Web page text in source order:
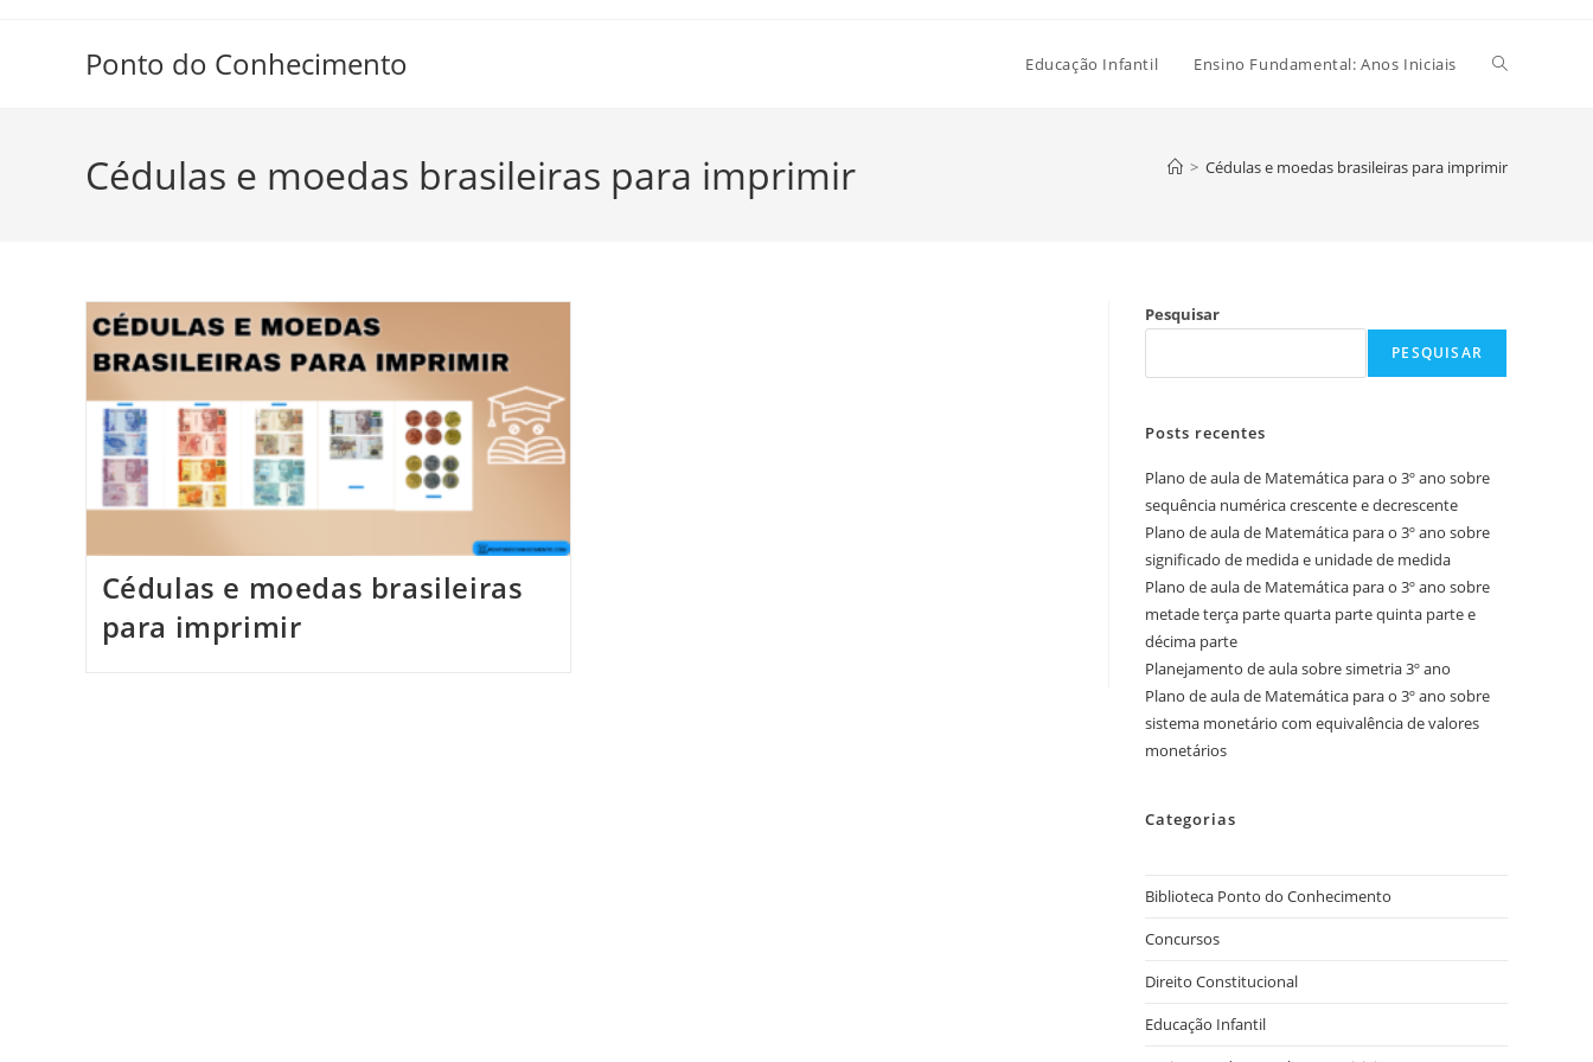
Ponto do Conhecimento Educação Infantil Ensino Fundamental: Anos Iniciais Alternar
site
Cédulas e moedas brasileiras para imprimir > Cédulas e moedas brasileiras para imprimir
Cédulas e moedas brasileiras
para imprimir
Pesquisar
PESQUISAR
Posts recentes
Plano de aula de Matemática para o 3º ano sobre
sequência numérica crescente e decrescente
Plano de aula de Matemática para o 3º ano sobre
significado de medida e unidade de medida
Plano de aula de Matemática para o 3º ano sobre
metade terça parte quarta parte quinta parte e
décima parte
Planejamento de aula sobre simetria 3º ano
Plano de aula de Matemática para o 3º ano sobre
sistema monetário com equivalência de valores
monetários
Categorias
Biblioteca Ponto do Conhecimento
Concursos
Direito Constitucional
Educação Infantil